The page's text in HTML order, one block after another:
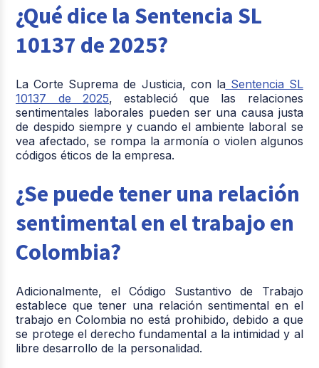
¿Qué dice la Sentencia SL
10137 de 2025?
La Corte Suprema de Justicia, con laSentencia SL
10137 de 2025, estableció que las relaciones
sentimentales laborales pueden ser una causa justa
de despido siempre y cuando el ambiente laboral se
vea afectado, se rompa la armonía o violen algunos
códigos éticos de la empresa.
¿Se puede tener una relación
sentimental en el trabajo en
Colombia?
Adicionalmente, el Código Sustantivo de Trabajo
establece que tener una relación sentimental en el
trabajo en Colombia no está prohibido, debido a que
se protege el derecho fundamental a la intimidad y al
libre desarrollo de la personalidad.